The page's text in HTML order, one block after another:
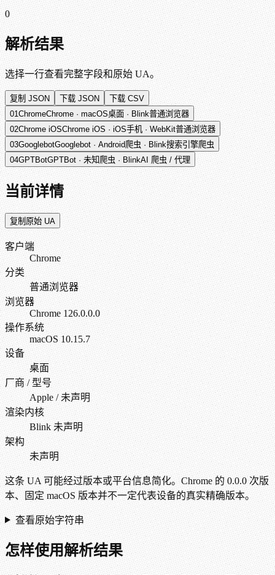
0
解析结果
选择一行查看完整字段和原始 UA。
复制 JSON 下载 JSON
下载 CSV
01ChromeChrome · macOS桌面 · Blink普通浏览器
02Chrome iOSChrome iOS · iOS手机 · WebKit普通浏览器
03GooglebotGooglebot · Android爬虫 · Blink搜索引擎爬虫
04GPTBotGPTBot · 未知 爬虫 · BlinkAI 爬虫 / 代理
当前详情
复制原始 UA
客户端
Chrome
分类
普通浏览器
浏览器
Chrome 126.0.0.0
操作系统
macOS 10.15.7
设备
桌面
厂商 / 型号
Apple / 未声明
渲染内核
Blink 未声明
架构
未声明
这条 UA 可能经过版本或平台信息简化。Chrome 的 0.0.0 次版
本、固定 macOS 版本并不一定代表设备的真实精确版本。
查看原始字符串
怎样使用解析结果